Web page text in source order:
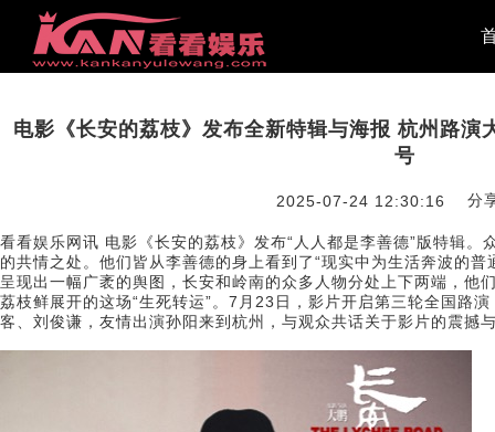
电影《长安的荔枝》发布全新特辑与海报 杭州路演
号
2025-07-24 12:30:16 分
看看娱乐网讯 电影《长安的荔枝》发布“人人都是李善德”版特辑。
的共情之处。他们皆从李善德的身上看到了“现实中为生活奔波的普
呈现出一幅广袤的舆图，长安和岭南的众多人物分处上下两端，他
荔枝鲜展开的这场“生死转运”。7月23日，影片开启第三轮全国路
客、刘俊谦，友情出演孙阳来到杭州，与观众共话关于影片的震撼